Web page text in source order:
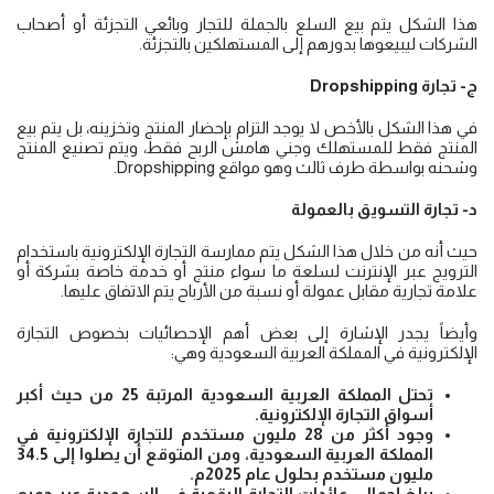
هذا الشكل يتم بيع السلع بالجملة للتجار وبائعي التجزئة أو أصحاب
الشركات ليبيعوها بدورهم إلى المستهلكين بالتجزئة.
ج- تجارة Dropshipping
في هذا الشكل بالأخص لا يوجد التزام بإحضار المنتج وتخزينه، بل يتم بيع
المنتج فقط للمستهلك وجني هامش الربح فقط، ويتم تصنيع المنتج
وشحنه بواسطة طرف ثالث وهو مواقع Dropshipping.
د- تجارة التسويق بالعمولة
حيث أنه من خلال هذا الشكل يتم ممارسة التجارة الإلكترونية باستخدام
الترويج عبر الإنترنت لسلعة ما سواء منتج أو خدمة خاصة بشركة أو
علامة تجارية مقابل عمولة أو نسبة من الأرباح يتم الاتفاق عليها.
وأيضاً يجدر الإشارة إلى بعض أهم الإحصائيات بخصوص التجارة
الإلكترونية في المملكة العربية السعودية وهي:
تحتل المملكة العربية السعودية المرتبة 25 من حيث أكبر
أسواق التجارة الإلكترونية.
وجود أكثر من 28 مليون مستخدم للتجارة الإلكترونية في
المملكة العربية السعودية، ومن المتوقع أن يصلوا إلى 34.5
مليون مستخدم بحلول عام 2025م.